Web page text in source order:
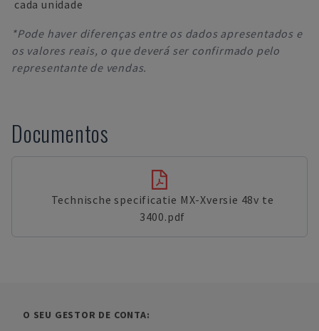
cada unidade
*Pode haver diferenças entre os dados apresentados e
os valores reais, o que deverá ser confirmado pelo
representante de vendas.
Documentos
Technische specificatie MX-Xversie 48v te
3400.pdf
O SEU GESTOR DE CONTA: